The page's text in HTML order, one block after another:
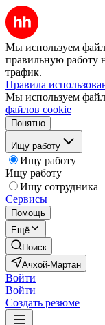
Мы используем
правильную работу
трафик.
Правила
Мы используем
файлов cookie
Понятно
Ищу работу
Ищу работу
Ищу работу
Ищу сотрудника
Сервисы
Помощь
Ещё
Поиск
Ачхой-Мартан
Войти
Войти
Создать резюме